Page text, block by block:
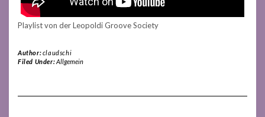
Playlist von der Leopoldi Groove Society
Author:claudschi
Filed Under:Allgemein